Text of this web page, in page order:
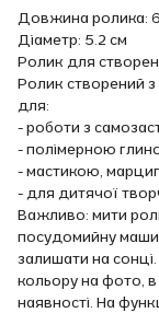
Довжина ролика:
Діаметр: 5.2 см
Ролик для
Ролик створений з
для:
- роботи з
- полімерною
- мастикою,
- для дитячої
Важливо: мити
посудомийну
залишати на сонці.
кольору на фото, в
наявності. На